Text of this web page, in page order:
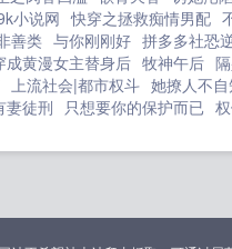
小说网 快穿之拯救痴情男配
善类 与你刚刚好 拼多多社恐
成黄漫女主替身后 牧神午后
上流社会|都市权斗 她撩人不自
妻徒刑 只想要你的保护而已